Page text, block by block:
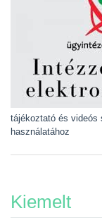
tájékoztató és videós
használatához
Kiemelt